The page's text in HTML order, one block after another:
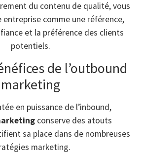
du contenu de qualité, vous
comme une référence,
et la préférence des clients
potentiels.
de l’outbound
marketing
en puissance de l’inbound,
conserve des atouts
sa place dans de nombreuses
marketing.